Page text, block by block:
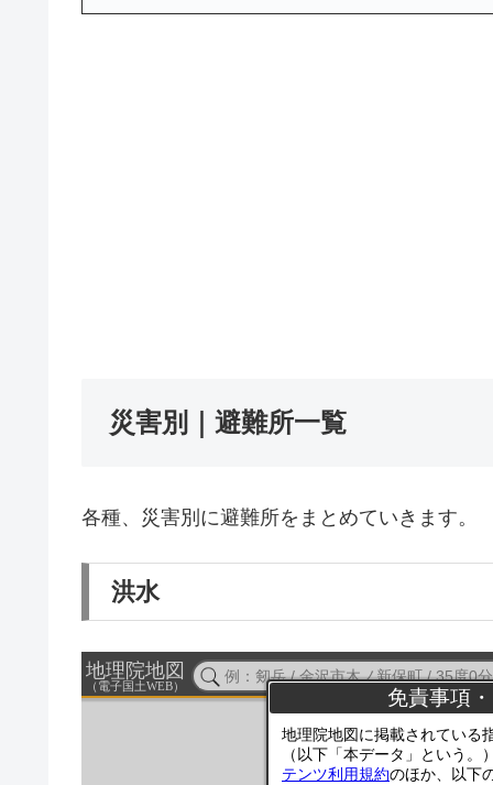
災害別｜避難所一覧
各種、災害別に避難所をまとめていきます。
洪水